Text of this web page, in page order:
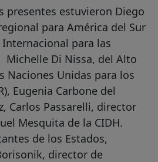
presentes estuvieron Diego
para América del Sur
para las
Michelle Di Nissa, del Alto
Naciones Unidas para los
Eugenia Carbone del
Carlos Passarelli, director
Mesquita de la CIDH.
de los Estados,
director de